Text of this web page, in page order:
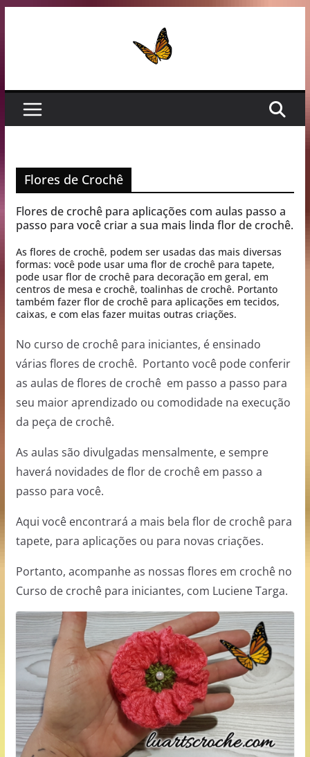
Flores de Crochê
Flores de crochê para aplicações com aulas passo a
passo para você criar a sua mais linda flor de crochê.
As flores de crochê, podem ser usadas das mais diversas
formas: você pode usar uma flor de crochê para tapete,
pode usar flor de crochê para decoração em geral, em
centros de mesa e crochê, toalinhas de crochê. Portanto
também fazer flor de crochê para aplicações em tecidos,
caixas, e com elas fazer muitas outras criações.
No curso de crochê para iniciantes, é ensinado
várias flores de crochê. Portanto você pode conferir
as aulas de flores de crochê em passo a passo para
seu maior aprendizado ou comodidade na execução
da peça de crochê.
As aulas são divulgadas mensalmente, e sempre
haverá novidades de flor de crochê em passo a
passo para você.
Aqui você encontrará a mais bela flor de crochê para
tapete, para aplicações ou para novas criações.
Portanto, acompanhe as nossas flores em crochê no
Curso de crochê para iniciantes, com Luciene Targa.